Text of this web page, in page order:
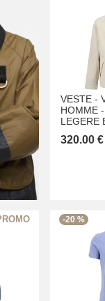
VESTE -
HOMME -
LEGERE
320.00 €
-20 %